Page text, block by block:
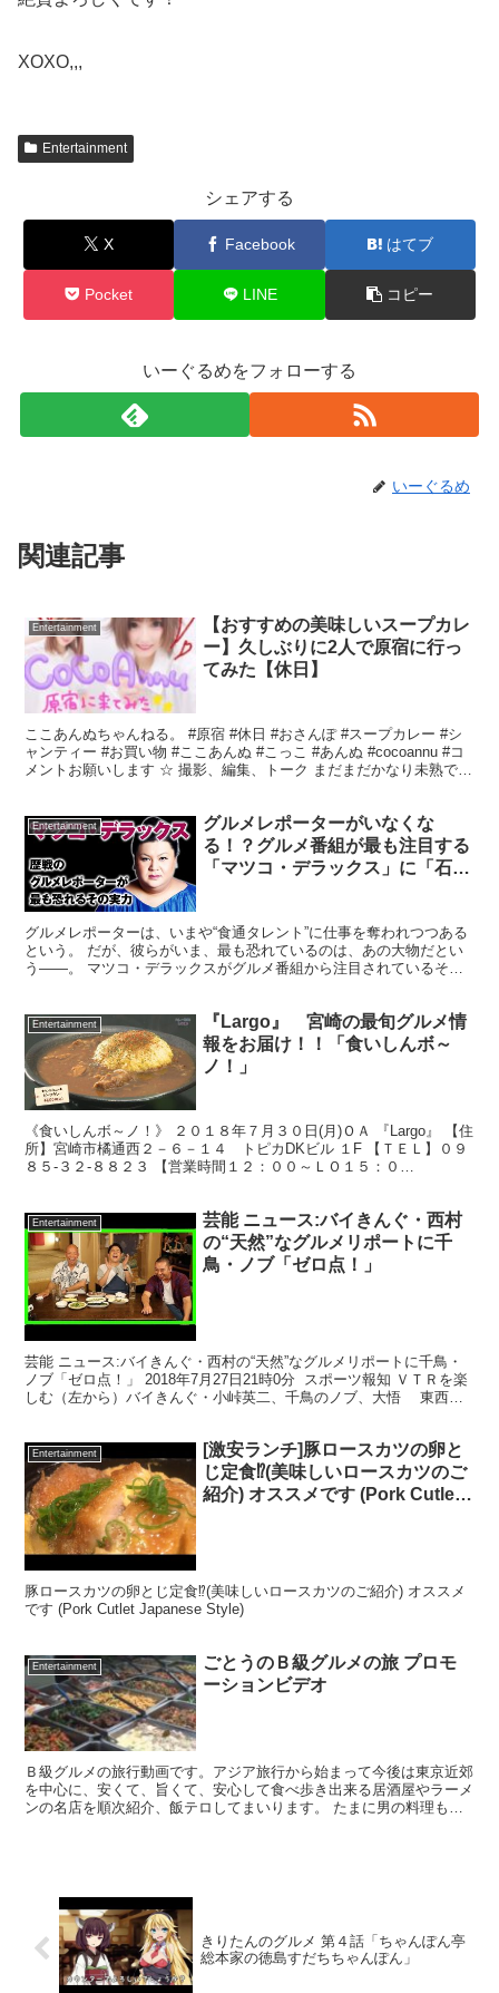
XOXO,,,
Entertainment
シェアする
X Facebook はてブ
Pocket LINE コピー
いーぐるめをフォローする
いーぐるめ
関連記事
Entertainment
【おすすめの美味しいスープカレ
ー】久しぶりに2人で原宿に行っ
てみた【休日】
ここあんぬちゃんねる。 #原宿 #休日 #おさんぽ #スープカレー #シ
ャンティー #お買い物 #ここあんぬ #こっこ #あんぬ #cocoannu #コ
メントお願いします ☆ 撮影、編集、トーク まだまだかなり未熟です
Entertainment
グルメレポーターがいなくな
る！？グルメ番組が最も注目する
「マツコ・デラックス」に「石ち
グルメレポーターは、いまや“食通タレント”に仕事を奪われつつある
という。 だが、彼らがいま、最も恐れているのは、あの大物だとい
う――。 マツコ・デラックスがグルメ番組から注目されているその
Entertainment
『Largo』 宮崎の最旬グルメ情
報をお届け！！「食いしんボ～
ノ！」
《食いしんボ～ノ！》 ２０１８年７月３０日(月)ＯＡ 『Largo』 【住
所】宮崎市橘通西２－６－１４ トピカDKビル １F 【ＴＥＬ】０９
８５-３２-８８２３ 【営業時間１２：００～ＬＯ１５：０
Entertainment
芸能 ニュース:バイきんぐ・西村
の“天然”なグルメリポートに千
鳥・ノブ「ゼロ点！」
芸能 ニュース:バイきんぐ・西村の“天然”なグルメリポートに千鳥・
ノブ「ゼロ点！」 2018年7月27日21時0分 スポーツ報知 ＶＴＲを楽
しむ（左から）バイきんぐ・小峠英二、千鳥のノブ、大悟 東西の
Entertainment
[激安ランチ]豚ロースカツの卵と
じ定食⁉︎(美味しいロースカツのご
紹介) オススメです (Pork Cutlet
豚ロースカツの卵とじ定食⁉︎(美味しいロースカツのご紹介) オススメ
です (Pork Cutlet Japanese Style)
Entertainment
ごとうのＢ級グルメの旅 プロモ
ーションビデオ
Ｂ級グルメの旅行動画です。アジア旅行から始まって今後は東京近郊
を中心に、安くて、旨くて、安心して食べ歩き出来る居酒屋やラーメ
ンの名店を順次紹介、飯テロしてまいります。 たまに男の料理も紹
きりたんのグルメ 第４話「ちゃんぽん亭
総本家の徳島すだちちゃんぽん」